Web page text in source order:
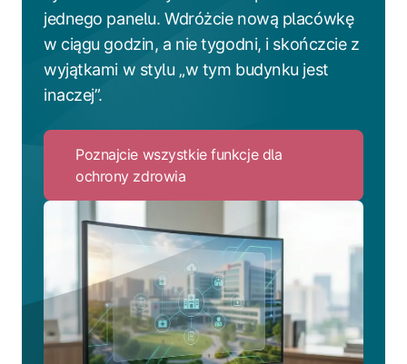
jednego panelu. Wdróżcie nową placówkę
w ciągu godzin, a nie tygodni, i skończcie z
wyjątkami w stylu „w tym budynku jest
inaczej”.
Poznajcie wszystkie funkcje dla
ochrony zdrowia
to
wszystkie
funkcje
dla
ochrony
zdrowia